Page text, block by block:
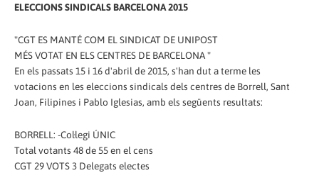
ELECCIONS SINDICALS BARCELONA 2015
"CGT ES MANTÉ COM EL SINDICAT DE UNIPOST
MÉS VOTAT EN ELS CENTRES DE BARCELONA "
En els passats 15 i 16 d'abril de 2015, s'han dut a terme les
votacions en les eleccions sindicals dels centres de Borrell, Sant
Joan, Filipines i Pablo Iglesias, amb els següents resultats:
BORRELL: -Col·legi ÚNIC
Total votants 48 de 55 en el cens
CGT 29 VOTS 3 Delegats electes